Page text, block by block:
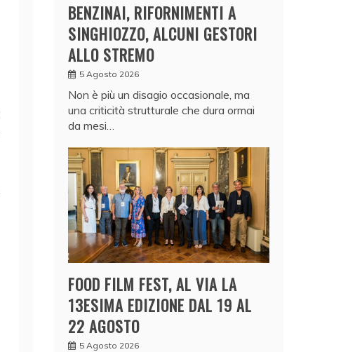
BENZINAI, RIFORNIMENTI A
SINGHIOZZO, ALCUNI GESTORI
ALLO STREMO
5 Agosto 2026
Non è più un disagio occasionale, ma
una criticità strutturale che dura ormai
da mesi…
FOOD FILM FEST, AL VIA LA
13ESIMA EDIZIONE DAL 19 AL
22 AGOSTO
5 Agosto 2026